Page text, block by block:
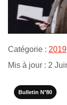
Catégorie : 2019
Mis à jour : 2
Bulletin N°80